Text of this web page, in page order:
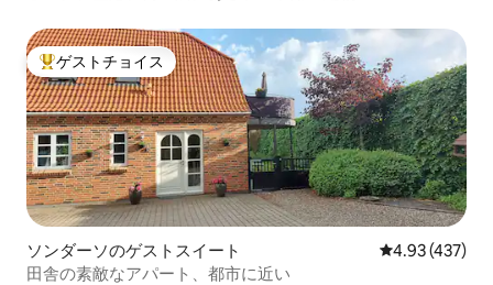
大好評のゲストチョイスです。
ゲストチョイス
ソンダーソのゲストスイート レビュー437
4.93 (437)
田舎の素敵なアパート、都市に近い